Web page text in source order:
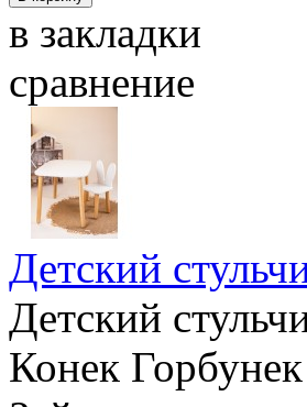
в закладки
сравнение
Детский
Детский
Конек